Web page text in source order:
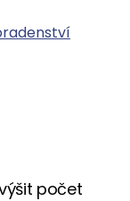
počet